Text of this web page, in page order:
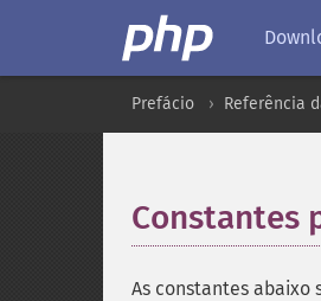
Prefácio Referência
Constantes
As constantes abaixo